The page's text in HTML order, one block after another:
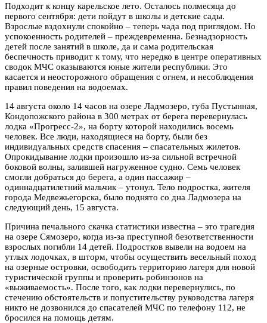
Подходит к концу карельское лето. Осталось полмесяца до
первого сентября: дети пойдут в школы и детские сады.
Взрослые вздохнули спокойно – теперь чада под приглядом. Но
успокоенность родителей – преждевременна. Безнадзорность
детей после занятий в школе, да и сама родительская
беспечность приводит к тому, что нередко в центре оперативных
сводок МЧС оказываются юные жители республики. Это
касается и неосторожного обращения с огнем, и несоблюдения
правил поведения на водоемах.
14 августа около 14 часов на озере Ладмозеро, губа Пустынная,
Кондопожского района в 300 метрах от берега перевернулась
лодка «Прогресс-2», на борту которой находились восемь
человек. Все люди, находящиеся на борту, были без
индивидуальных средств спасения – спасательных жилетов.
Опрокидывание лодки произошло из-за сильной встречной
боковой волны, залившей нагруженное судно. Семь человек
смогли добраться до берега, а один пассажир –
одиннадцатилетний мальчик – утонул. Тело подростка, жителя
города Медвежьегорска, было поднято со дна Ладмозера на
следующий день, 15 августа.
Причина печального скачка статистики известна – это трагедия
на озере Сямозеро, когда из-за преступной безответственности
взрослых погибли 14 детей. Подростков вывели на водоем на
утлых лодочках, в шторм, чтобы осуществить весельный поход
на озерные островки, освободить территорию лагеря для новой
туристической группы и проверить робинзонов на
«выживаемость». После того, как лодки перевернулись, по
стечению обстоятельств и попустительству руководства лагеря
никто не дозвонился до спасателей МЧС по телефону 112, не
бросился на помощь детям.